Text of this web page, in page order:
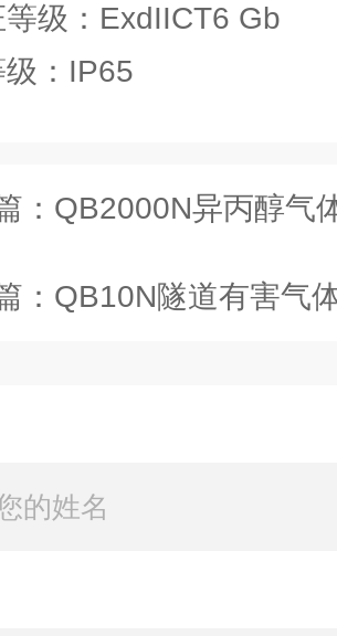
级：ExdIICT6 Gb
：IP65
： QB2000N异丙醇气体浓度
： QB10N隧道有害气体监测